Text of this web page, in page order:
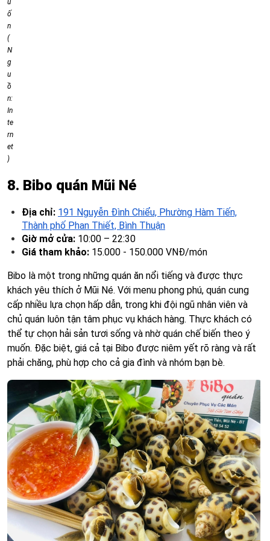
ố
n
(
N
g
u
ồ
n:
In
te
rn
et
)
8. Bibo quán Mũi Né
Địa chỉ: 191 Nguyễn Đình Chiểu, Phường Hàm Tiến,
Thành phố Phan Thiết, Bình Thuận
Giờ mở cửa: 10:00 – 22:30
Giá tham khảo: 15.000 - 150.000 VNĐ/món
Bibo là một trong những quán ăn nổi tiếng và được thực
khách yêu thích ở Mũi Né. Với menu phong phú, quán cung
cấp nhiều lựa chọn hấp dẫn, trong khi đội ngũ nhân viên và
chủ quán luôn tận tâm phục vụ khách hàng. Thực khách có
thể tự chọn hải sản tươi sống và nhờ quán chế biến theo ý
muốn. Đặc biệt, giá cả tại Bibo được niêm yết rõ ràng và rất
phải chăng, phù hợp cho cả gia đình và nhóm bạn bè.